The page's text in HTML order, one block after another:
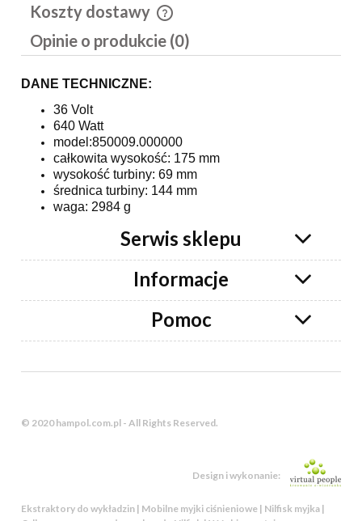
Koszty dostawy
Cena nie zawiera ewentualnych kosztów płatności
Opinie o produkcie (0)
DANE TECHNICZNE:
36 Volt
640 Watt
model:850009.000000
całkowita wysokość: 175 mm
wysokość turbiny: 69 mm
średnica turbiny: 144 mm
waga: 2984 g
Serwis sklepu
Informacje
Pomoc
© 2020 hampol.com.pl - All Rights Reserved.
Design i wykonanie:
Ekstraktory do wykładzin | Mobilne myjki ciśnieniowe | Nilfisk myjka |